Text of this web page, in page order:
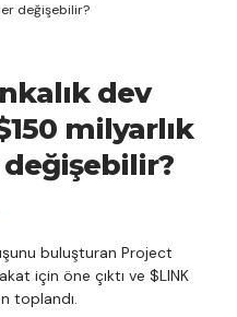
değişebilir?
dev
milyarlık
buluşturan Project
için öne çıktı ve $LINK
toplandı.